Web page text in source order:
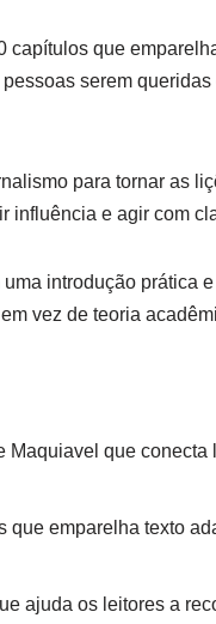
capítulos que
serem
para tornar as
influência e agir com
introdução prática
vez de teoria
Maquiavel que
que emparelha texto
ajuda os leitores a